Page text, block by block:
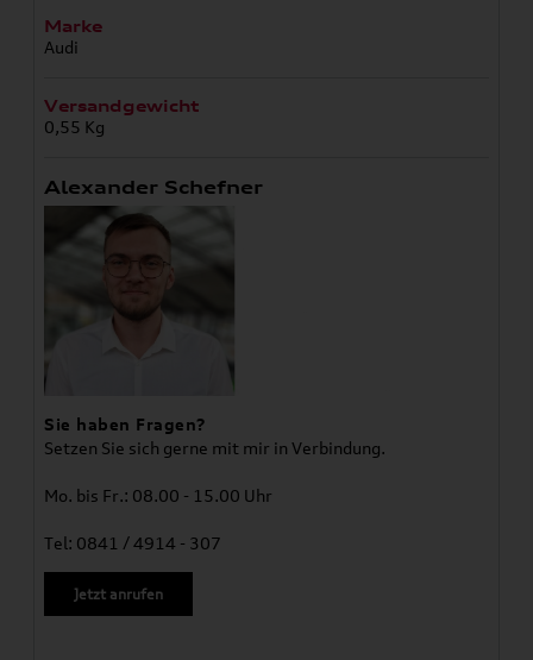
Marke
Audi
Versandgewicht
0,55 Kg
Alexander Schefner
Sie haben Fragen?
Setzen Sie sich gerne mit mir in Verbindung.
Mo. bis Fr.: 08.00 - 15.00 Uhr
Tel: 0841 / 4914 - 307
Jetzt anrufen